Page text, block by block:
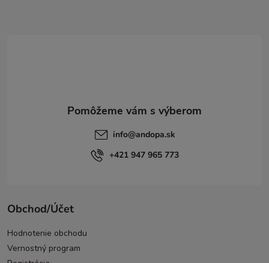
info@andopa.sk
+421 947 965 773
Obchod/Účet
Hodnotenie obchodu
Vernostný program